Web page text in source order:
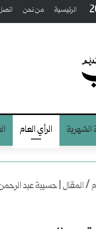
الرئيسية من نحن
الرأي العام
/المقال | حسيبة عبد